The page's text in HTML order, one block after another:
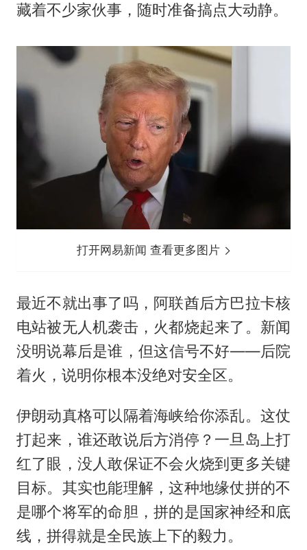
藏着不少家伙事，随时准备搞点大动静。
打开网易新闻 查看更多图片
最近不就出事了吗，阿联酋后方巴拉卡核
电站被无人机袭击，火都烧起来了。新闻
没明说幕后是谁，但这信号不好——后院
着火，说明你根本没绝对安全区。
伊朗动真格可以隔着海峡给你添乱。这仗
打起来，谁还敢说后方消停？一旦岛上打
红了眼，没人敢保证不会火烧到更多关键
目标。其实也能理解，这种地缘仗拼的不
是哪个将军的命胆，拼的是国家神经和底
线，拼得就是全民族上下的毅力。